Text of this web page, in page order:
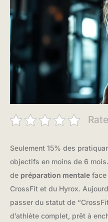
Seulement 15% des
objectifs en moins de 6
de préparation mentale face
CrossFit et du Hyrox.
passer du statut de
d’athlète complet, prêt à